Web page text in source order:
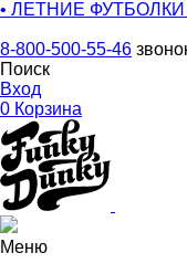
• ЛЕТНИЕ
8-800-500-55-46
Поиск
Вход
0 Корзина
Меню